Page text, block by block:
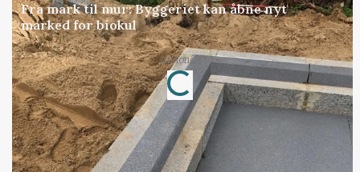
Fra mark til mur: Byggeriet kan åbne nyt
marked for biokul
Annonce
Loading...
Jobs